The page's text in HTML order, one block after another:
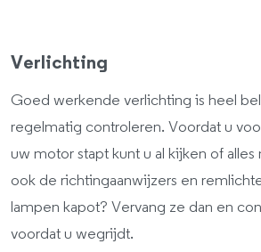
Verlichting
Goed werkende verlichting is heel
regelmatig controleren. Voordat u
uw motor stapt kunt u al kijken of
ook de richtingaanwijzers en
lampen kapot? Vervang ze dan en
voordat u wegrijdt.